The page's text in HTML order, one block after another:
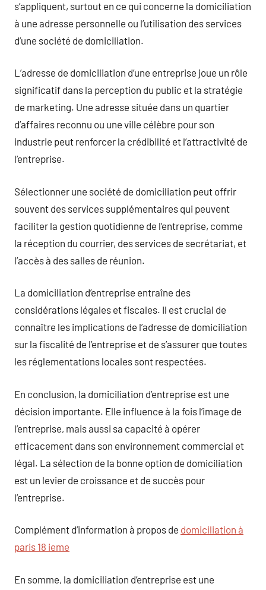
s’appliquent, surtout en ce qui concerne la domiciliation
à une adresse personnelle ou l’utilisation des services
d’une société de domiciliation.
L’adresse de domiciliation d’une entreprise joue un rôle
significatif dans la perception du public et la stratégie
de marketing. Une adresse située dans un quartier
d’affaires reconnu ou une ville célèbre pour son
industrie peut renforcer la crédibilité et l’attractivité de
l’entreprise.
Sélectionner une société de domiciliation peut offrir
souvent des services supplémentaires qui peuvent
faciliter la gestion quotidienne de l’entreprise, comme
la réception du courrier, des services de secrétariat, et
l’accès à des salles de réunion.
La domiciliation d’entreprise entraîne des
considérations légales et fiscales. Il est crucial de
connaître les implications de l’adresse de domiciliation
sur la fiscalité de l’entreprise et de s’assurer que toutes
les réglementations locales sont respectées.
En conclusion, la domiciliation d’entreprise est une
décision importante. Elle influence à la fois l’image de
l’entreprise, mais aussi sa capacité à opérer
efficacement dans son environnement commercial et
légal. La sélection de la bonne option de domiciliation
est un levier de croissance et de succès pour
l’entreprise.
Complément d’information à propos de domiciliation à
paris 18 ieme
En somme, la domiciliation d’entreprise est une